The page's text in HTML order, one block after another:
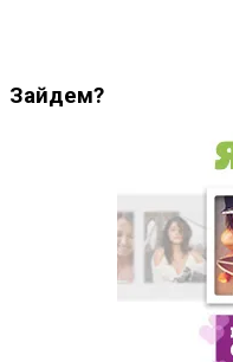
Зайдем?